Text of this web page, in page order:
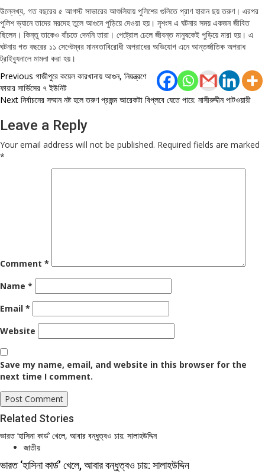
উল্লেখ্য, গত বছরের ৫ আগস্ট সাভারের আশুলিয়ায় পুলিশের গুলিতে প্রাণ হারান ছয় তরুণ। এরপর
পুলিশ ভ্যানে তাদের মরদেহ তুলে আগুনে পুড়িয়ে দেওয়া হয়। নৃশংস এ ঘটনার সময় একজন জীবিত
ছিলেন। কিন্তু তাকেও বাঁচতে দেননি তারা। পেট্রোল ঢেলে জীবন্ত মানুষকেই পুড়িয়ে মারা হয়। এ
ঘটনায় গত বছরের ১১ সেপ্টেম্বর মানবতাবিরোধী অপরাধের অভিযোগ এনে আন্তর্জাতিক অপরাধ
ট্রাইব্যুনালে মামলা করা হয়।
Post
navigation
Previous গাজীপুরে কয়েল কারখানায় আগুন, নিয়ন্ত্রণে
ফায়ার সার্ভিসের ৭ ইউনিট
Next নির্বাচনের সম্মান নষ্ট হলে তরুণ প্রজন্ম আরেকটা বিপ্লবে যেতে পারে: নাসীরুদ্দীন পাটওয়ারী
Leave a Reply
Your email address will not be published. Required fields are marked
*
Comment *
Name *
Email *
Website
Save my name, email, and website in this browser for the
next time I comment.
Related Stories
ভারত ‘হাসিনা কার্ড’ খেলে, আবার বন্ধুত্বও চায়: সালাহউদ্দিন
জাতীয়
ভারত ‘হাসিনা কার্ড’ খেলে, আবার বন্ধুত্বও চায়: সালাহউদ্দিন